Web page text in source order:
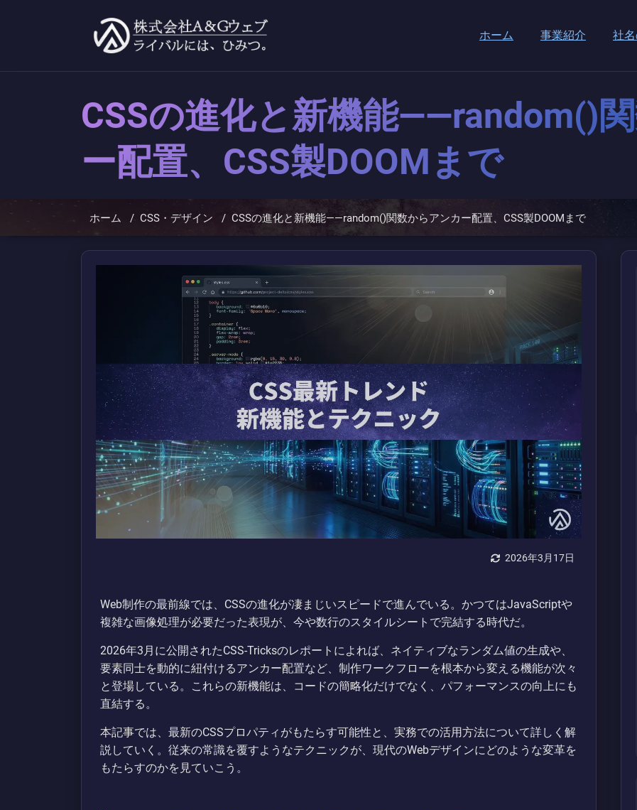
へ
ホーム 事業紹介 社
CSSの進化と新機能——random()
ー配置、CSS製DOOMまで
ホーム / CSS・デザイン / CSSの進化と新機能——random()関数からアンカー配置、CSS製DOOMまで
2026年3月17日
Web制作の最前線では、CSSの進化が凄まじいスピードで進んでいる。かつてはJavaScriptや
複雑な画像処理が必要だった表現が、今や数行のスタイルシートで完結する時代だ。
2026年3月に公開されたCSS-Tricksのレポートによれば、ネイティブなランダム値の生成や、
要素同士を動的に紐付けるアンカー配置など、制作ワークフローを根本から変える機能が次々
と登場している。これらの新機能は、コードの簡略化だけでなく、パフォーマンスの向上にも
直結する。
本記事では、最新のCSSプロパティがもたらす可能性と、実務での活用方法について詳しく解
説していく。従来の常識を覆すようなテクニックが、現代のWebデザインにどのような変革を
もたらすのかを見ていこう。